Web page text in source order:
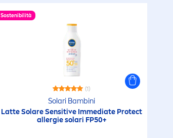
Sostenibilità
(1)
Solari Bambini
Latte SolareSensitive Immediate Protect
allergie solari FP50+